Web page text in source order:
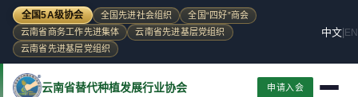
全国5A级协会 全国先进社会组织
全国“四好”商会
云南省商务工作先进集体
云南省先进基层党组织
云南省先进基层党组织
中文|EN
云南省替代种植发展行业协会 申请入会